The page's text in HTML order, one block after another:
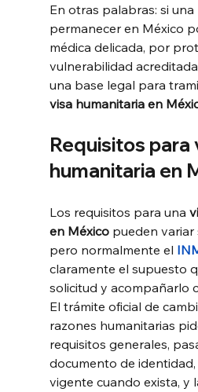
En otras palabras: si
permanecer en México
médica delicada, por
vulnerabilidad
una base legal para
visa humanitaria en
Requisitos para
humanitaria en
Los requisitos para una
en México pueden variar
pero normalmente el
claramente el supuesto
solicitud y acompañarlo
El trámite oficial de
razones humanitarias
requisitos generales,
documento de
vigente cuando exista, y